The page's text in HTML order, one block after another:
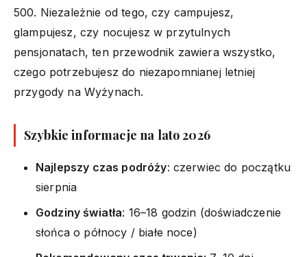
500. Niezależnie od tego, czy campujesz,
glampujesz, czy nocujesz w przytulnych
pensjonatach, ten przewodnik zawiera wszystko,
czego potrzebujesz do niezapomnianej letniej
przygody na Wyżynach.
Szybkie informacje na lato 2026
Najlepszy czas podróży: czerwiec do początku
sierpnia
Godziny światła: 16–18 godzin (doświadczenie
słońca o północy / białe noce)